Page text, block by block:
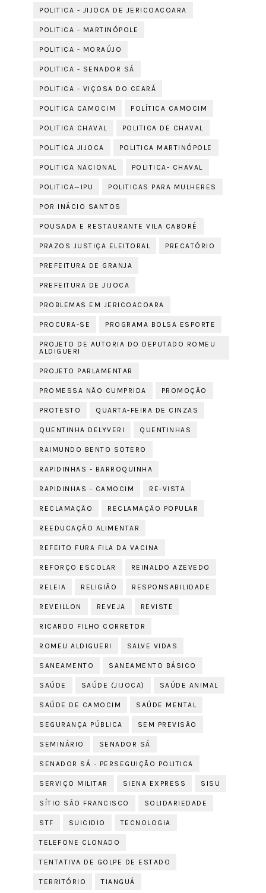
POLITICA - JIJOCA DE JERICOACOARA
POLITICA - MARTINÓPOLE
POLITICA - MORAÚJO
POLITICA - SENADOR SÁ
POLITICA - VIÇOSA DO CEARÁ
POLITICA CAMOCIM POLÍTICA CAMOCIM
POLITICA CHAVAL POLITICA DE CHAVAL
POLITICA JIJOCA POLITICA MARTINÓPOLE
POLITICA NACIONAL POLITICA- CHAVAL
POLITICA—IPU POLITICAS PARA MULHERES
POR INÁCIO SANTOS
POUSADA E RESTAURANTE VILA CABORÉ
PRAZOS JUSTIÇA ELEITORAL PRECATÓRIO
PREFEITURA DE GRANJA
PREFEITURA DE JIJOCA
PROBLEMAS EM JERICOACOARA
PROCURA-SE PROGRAMA BOLSA ESPORTE
PROJETO DE AUTORIA DO DEPUTADO ROMEU
ALDIGUERI
PROJETO PARLAMENTAR
PROMESSA NÃO CUMPRIDA PROMOÇÃO
PROTESTO QUARTA-FEIRA DE CINZAS
QUENTINHA DELYVERI QUENTINHAS
RAIMUNDO BENTO SOTERO
RAPIDINHAS - BARROQUINHA
RAPIDINHAS - CAMOCIM RE-VISTA
RECLAMAÇÃO RECLAMAÇÃO POPULAR
REEDUCAÇÃO ALIMENTAR
REFEITO FURA FILA DA VACINA
REFORÇO ESCOLAR REINALDO AZEVEDO
RELEIA RELIGIÃO RESPONSABILIDADE
REVEILLON REVEJA REVISTE
RICARDO FILHO CORRETOR
ROMEU ALDIGUERI SALVE VIDAS
SANEAMENTO SANEAMENTO BÁSICO
SAÚDE SAÚDE (JIJOCA) SAÚDE ANIMAL
SAÚDE DE CAMOCIM SAÚDE MENTAL
SEGURANÇA PÚBLICA SEM PREVISÃO
SEMINÁRIO SENADOR SÁ
SENADOR SÁ - PERSEGUIÇÃO POLITICA
SERVIÇO MILITAR SIENA EXPRESS SISU
SÍTIO SÃO FRANCISCO SOLIDARIEDADE
STF SUICIDIO TECNOLOGIA
TELEFONE CLONADO
TENTATIVA DE GOLPE DE ESTADO
TERRITÓRIO TIANGUÁ